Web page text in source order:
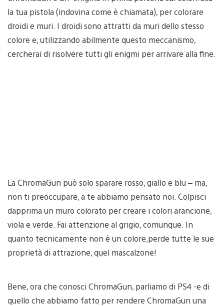
la tua pistola (indovina come è chiamata), per colorare
droidi e muri. I droidi sono attratti da muri dello stesso
colore e, utilizzando abilmente questo meccanismo,
cercherai di risolvere tutti gli enigmi per arrivare alla fine.
La ChromaGun può solo sparare rosso, giallo e blu – ma,
non ti preoccupare, a te abbiamo pensato noi. Colpisci
dapprima un muro colorato per creare i colori arancione,
viola e verde. Fai attenzione al grigio, comunque. In
quanto tecnicamente non è un colore,perde tutte le sue
proprietà di attrazione, quel mascalzone!
Bene, ora che conosci ChromaGun, parliamo di PS4 -e di
quello che abbiamo fatto per rendere ChromaGun una